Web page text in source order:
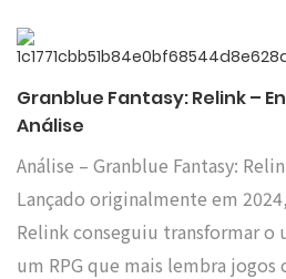
Granblue Fantasy: Relink –
Análise
Análise – Granblue Fantasy:
Lançado originalmente em
Relink conseguiu transformar o
um RPG que mais lembra